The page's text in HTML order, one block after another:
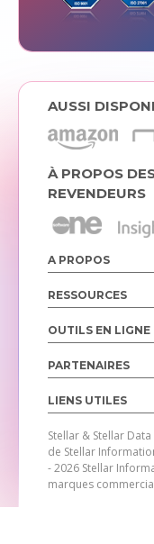
AUSSI
À PROPOS
REVENDEURS
A PROPOS
RESSOURCES
OUTILS EN LIGNE
PARTENAIRES
LIENS UTILES
Stellar & Stellar
de Stellar
- 2026 Stellar
marques